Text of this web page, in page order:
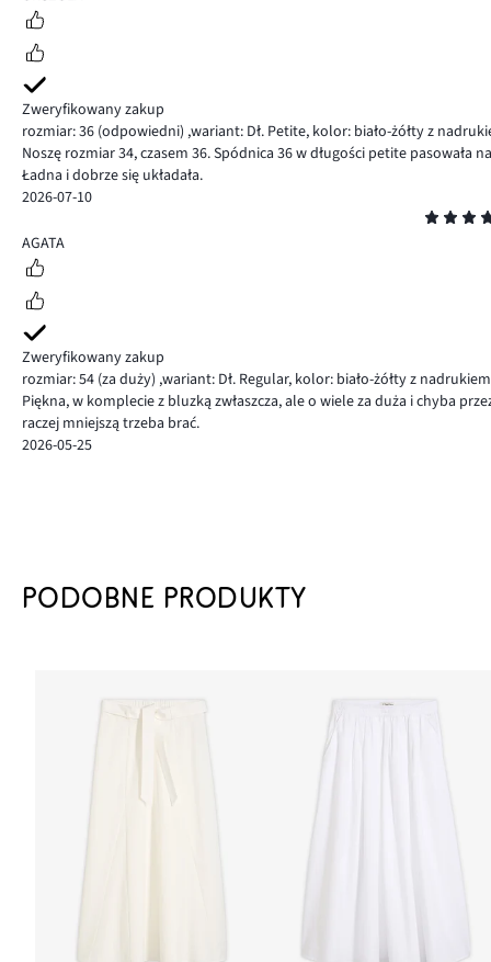
Zweryfikowany zakup
rozmiar: 36 (odpowiedni) ,wariant: Dł. Petite, kolor: biało-żółty z
Noszę rozmiar 34, czasem 36. Spódnica 36 w długości petite pasowała
Ładna i dobrze się układała.
2026-07-10
5
AGATA
Zweryfikowany zakup
rozmiar: 54 (za duży) ,wariant: Dł. Regular, kolor: biało-żółty z
Piękna, w komplecie z bluzką zwłaszcza, ale o wiele za duża i chyba
raczej mniejszą trzeba brać.
2026-05-25
PODOBNE PRODUKTY